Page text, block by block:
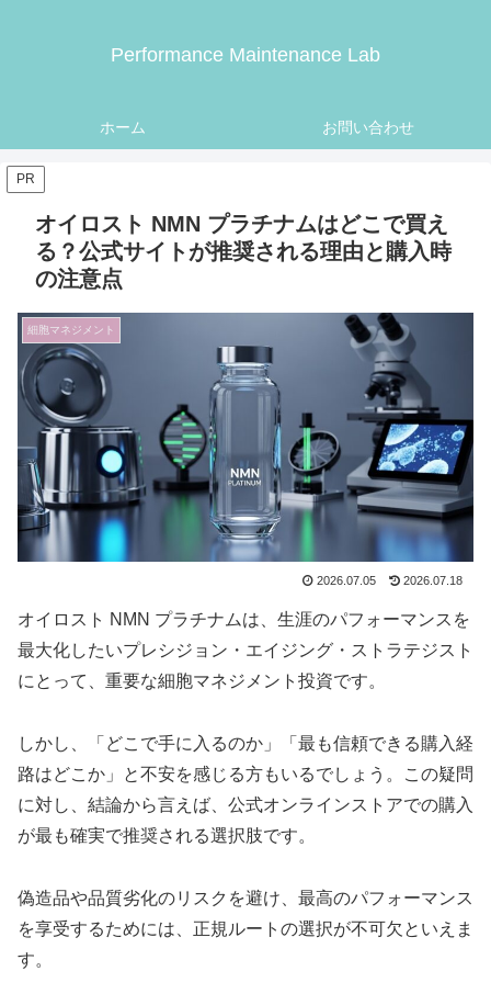
Performance Maintenance Lab
ホーム お問い合わせ
PR
オイロスト NMN プラチナムはどこで買え
る？公式サイトが推奨される理由と購入時
の注意点
細胞マネジメント
2026.07.05 2026.07.18
オイロスト NMN プラチナムは、生涯のパフォーマンスを
最大化したいプレシジョン・エイジング・ストラテジスト
にとって、重要な細胞マネジメント投資です。
しかし、「どこで手に入るのか」「最も信頼できる購入経
路はどこか」と不安を感じる方もいるでしょう。この疑問
に対し、結論から言えば、公式オンラインストアでの購入
が最も確実で推奨される選択肢です。
偽造品や品質劣化のリスクを避け、最高のパフォーマンス
を享受するためには、正規ルートの選択が不可欠といえま
す。